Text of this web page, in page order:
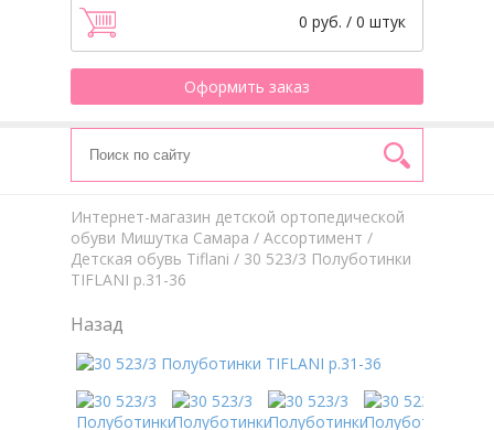
0 руб. / 0 штук
Оформить заказ
Интернет-магазин детской ортопедической
обуви Мишутка Самара / Aссортимент /
Детская обувь Tiflani / 30 523/3 Полуботинки
TIFLANI р.31-36
Назад